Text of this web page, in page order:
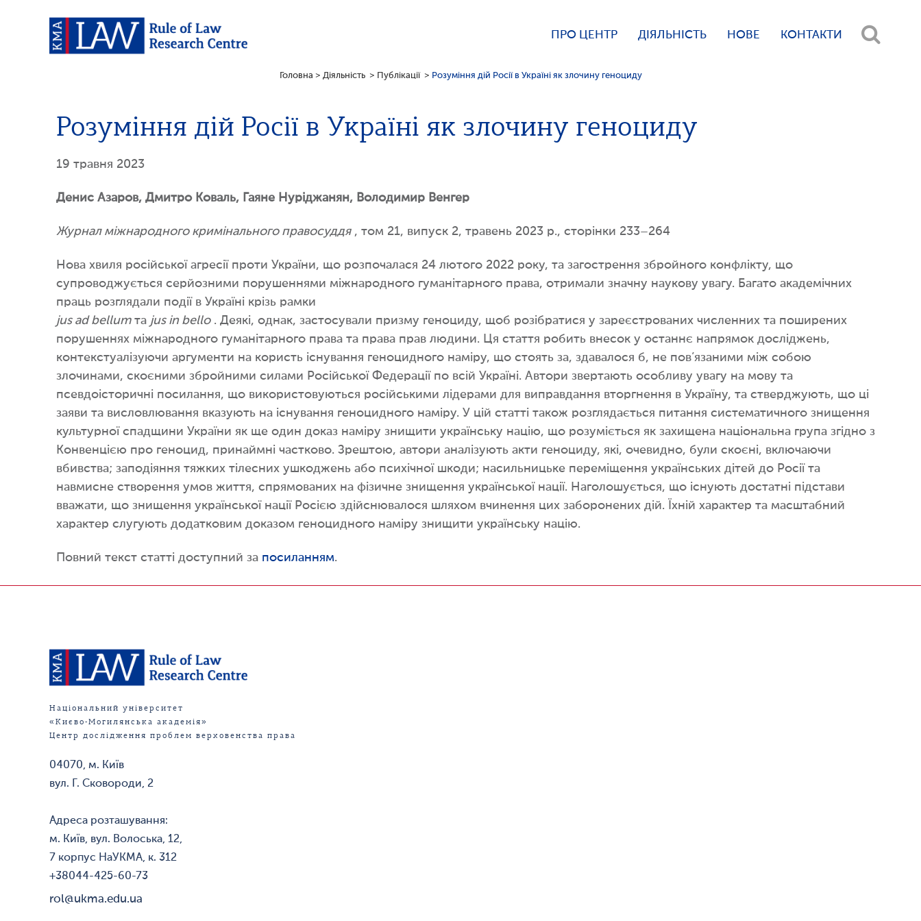
ПРО ЦЕНТР ДІЯЛЬНІСТЬ НОВЕ КОНТАКТИ
Головна > Діяльність > Публікації > Розуміння дій Росії в Україні як злочину геноциду
Розуміння дій Росії в Україні як злочину геноциду
19 травня 2023
Денис Азаров, Дмитро Коваль, Гаяне Нуріджанян, Володимир Венгер
Журнал міжнародного кримінального правосуддя, том 21, випуск 2, травень 2023 р., сторінки 233–264
Нова хвиля російської агресії проти України, що розпочалася 24 лютого 2022 року, та загострення збройного конфлікту, що
супроводжується серйозними порушеннями міжнародного гуманітарного права, отримали значну наукову увагу. Багато академічних
праць розглядали події в Україні крізь рамки
jus ad bellumта jus in bello. Деякі, однак, застосували призму геноциду, щоб розібратися у зареєстрованих численних та поширених
порушеннях міжнародного гуманітарного права та права прав людини. Ця стаття робить внесок у останнє напрямок досліджень,
контекстуалізуючи аргументи на користь існування геноцидного наміру, що стоять за, здавалося б, не пов’язаними між собою
злочинами, скоєними збройними силами Російської Федерації по всій Україні. Автори звертають особливу увагу на мову та
псевдоісторичні посилання, що використовуються російськими лідерами для виправдання вторгнення в Україну, та стверджують, що ці
заяви та висловлювання вказують на існування геноцидного наміру. У цій статті також розглядається питання систематичного знищення
культурної спадщини України як ще один доказ наміру знищити українську націю, що розуміється як захищена національна група згідно з
Конвенцією про геноцид, принаймні частково. Зрештою, автори аналізують акти геноциду, які, очевидно, були скоєні, включаючи
вбивства; заподіяння тяжких тілесних ушкоджень або психічної шкоди; насильницьке переміщення українських дітей до Росії та
навмисне створення умов життя, спрямованих на фізичне знищення української нації. Наголошується, що існують достатні підстави
вважати, що знищення української нації Росією здійснювалося шляхом вчинення цих заборонених дій. Їхній характер та масштабний
характер слугують додатковим доказом геноцидного наміру знищити українську націю.
Повний текст статті доступний за посиланням.
Національний університет
«Києво-Могилянська академія»
Центр дослідження проблем верховенства права
04070, м. Київ
вул. Г. Сковороди, 2
Адреса розташування:
м. Київ, вул. Волоська, 12,
7 корпус НаУКМА, к. 312
+38044-425-60-73
rol@ukma.edu.ua